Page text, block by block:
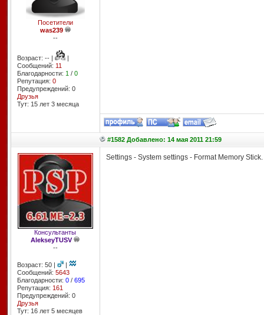
Посетители
was239
--
Возраст: -- |
|
Сообщений: 11
Благодарности: 1 / 0
Репутация: 0
Предупреждений: 0
Друзья
Тут: 15 лет 3 месяцa
#1582 Добавлено: 14 мая 2011 21:59
Консультанты
AlekseyTUSV
--
Возраст: 50 |
|
Сообщений: 5643
Благодарности: 0/ 695
Репутация: 161
Предупреждений: 0
Друзья
Тут: 16 лет 5 месяцев
Settings - System settings - Format Memory Stick.